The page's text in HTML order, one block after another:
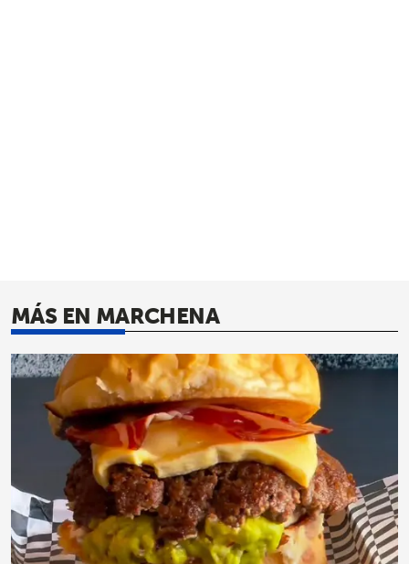
MÁS EN MARCHENA